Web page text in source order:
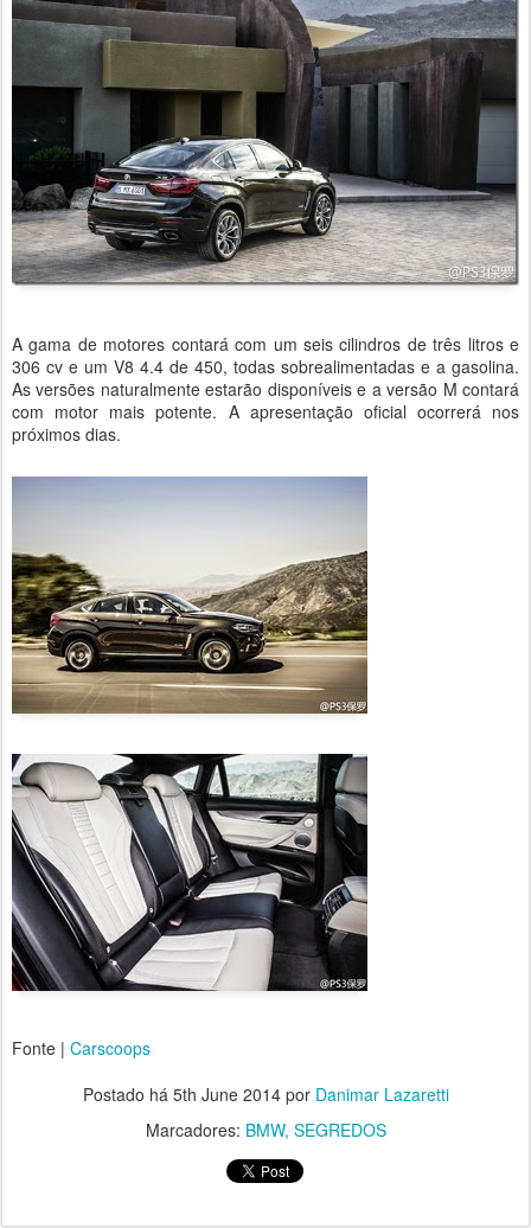
A gama de motores contará com um seis cilindros de três litros e
306 cv e um V8 4.4 de 450, todas sobrealimentadas e a gasolina.
As versões naturalmente estarão disponíveis e a versão M contará
com motor mais potente. A apresentação oficial ocorrerá nos
próximos dias.
Fonte | Carscoops
Postado há 5th June 2014por Danimar Lazaretti
Marcadores: BMW SEGREDOS